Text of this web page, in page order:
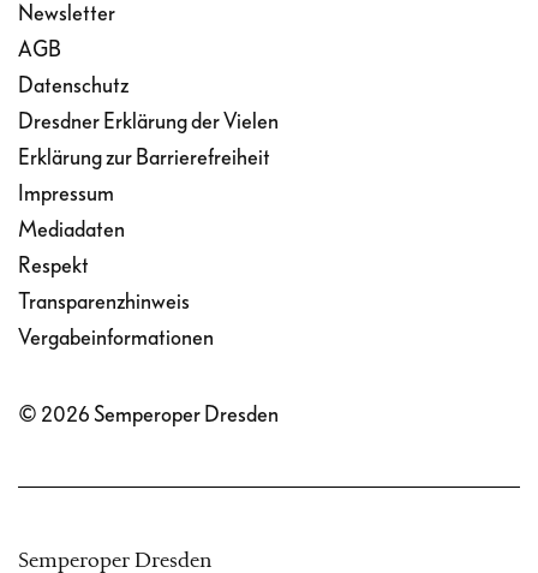
Newsletter
AGB
Datenschutz
Dresdner Erklärung der Vielen
Erklärung zur Barrierefreiheit
Impressum
Mediadaten
Respekt
Transparenzhinweis
Vergabeinformationen
© 2026 Semperoper Dresden
Semperoper Dresden